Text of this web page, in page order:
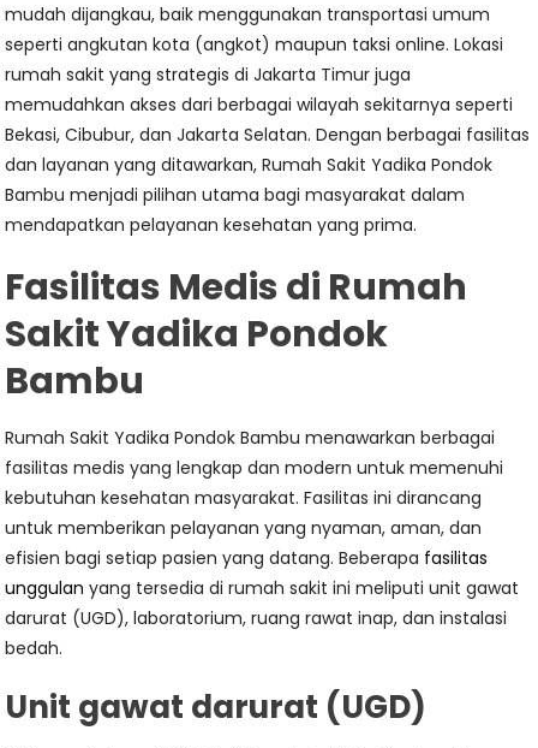
mudah dijangkau, baik menggunakan transportasi umum
seperti angkutan kota (angkot) maupun taksi online. Lokasi
rumah sakit yang strategis di Jakarta Timur juga
memudahkan akses dari berbagai wilayah sekitarnya seperti
Bekasi, Cibubur, dan Jakarta Selatan. Dengan berbagai fasilitas
dan layanan yang ditawarkan, Rumah Sakit Yadika Pondok
Bambu menjadi pilihan utama bagi masyarakat dalam
mendapatkan pelayanan kesehatan yang prima.
Fasilitas Medis di Rumah
Sakit Yadika Pondok
Bambu
Rumah Sakit Yadika Pondok Bambu menawarkan berbagai
fasilitas medis yang lengkap dan modern untuk memenuhi
kebutuhan kesehatan masyarakat. Fasilitas ini dirancang
untuk memberikan pelayanan yang nyaman, aman, dan
efisien bagi setiap pasien yang datang. Beberapa fasilitas
unggulan yang tersedia di rumah sakit ini meliputi unit gawat
darurat (UGD), laboratorium, ruang rawat inap, dan instalasi
bedah.
Unit gawat darurat (UGD)